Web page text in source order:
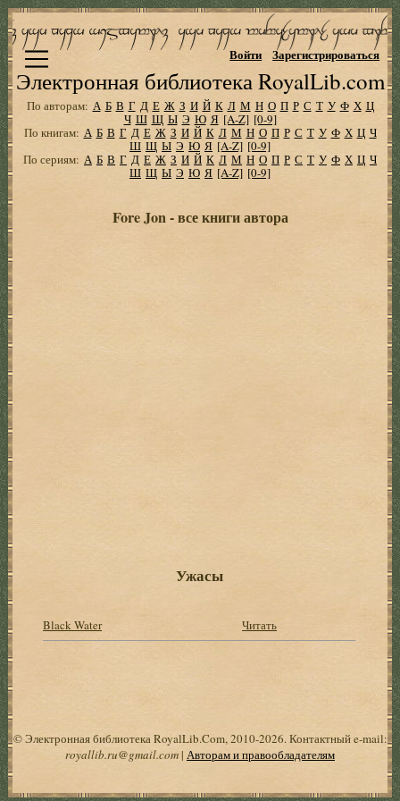
Электронная библиотека RoyalLib.com
Войти Зарегистрироваться
По авторам: А Б В Г Д Е Ж З И Й К Л М Н О П Р С Т У Ф Х Ц
Ч Ш Щ Ы Э Ю Я [A-Z] [0-9]
По книгам: А Б В Г Д Е Ж З И Й К Л М Н О П Р С Т У Ф Х Ц Ч
Ш Щ Ы Э Ю Я [A-Z] [0-9]
По сериям: А Б В Г Д Е Ж З И Й К Л М Н О П Р С Т У Ф Х Ц Ч
Ш Щ Ы Э Ю Я [A-Z] [0-9]
Fore Jon - все книги автора
Ужасы
Black Water Читать
© Электронная библиотека RoyalLib.Com, 2010-2026. Контактный e-mail:
royallib.ru@gmail.com| Авторам и правообладателям